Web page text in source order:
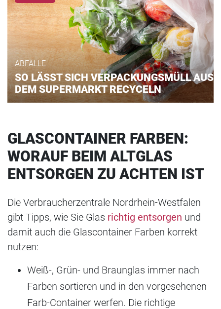
ABFÄLLE
SO LÄSST SICH VERPACKUNGSMÜLL AUS
DEM SUPERMARKT RECYCELN
GLASCONTAINER FARBEN:
WORAUF BEIM ALTGLAS
ENTSORGEN ZU ACHTEN IST
Die Verbraucherzentrale Nordrhein-Westfalen
gibt Tipps, wie Sie Glas richtig entsorgen und
damit auch die Glascontainer Farben korrekt
nutzen:
Weiß-, Grün- und Braunglas immer nach
Farben sortieren und in den vorgesehenen
Farb-Container werfen. Die richtige